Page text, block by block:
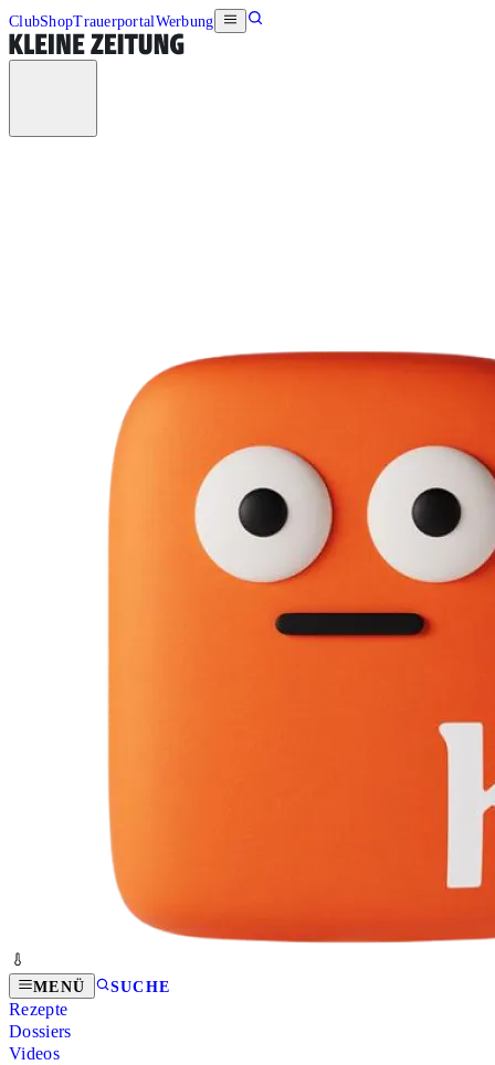
ClubShopTrauerportalWerbung
MENÜ SUCHE
Rezepte
Dossiers
Videos